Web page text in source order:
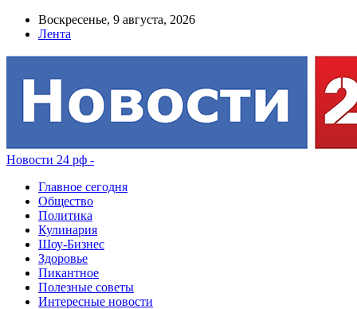
Воскресенье, 9 августа, 2026
Лента
Новости 24 рф -
Главное сегодня
Общество
Политика
Кулинария
Шоу-Бизнес
Здоровье
Пикантное
Полезные советы
Интересные новости